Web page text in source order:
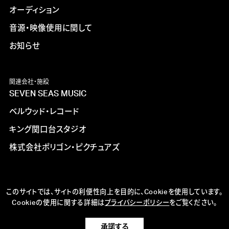
オーディション
音源・映像使用に関して
お知らせ
関連会社・施設
SEVEN SEAS MUSIC
ベルウッド・レコード
キング関口台スタジオ
株式会社ポリゴン・ピクチュアズ
このサイトでは、サイトの利便性向上を目的に、Cookieを使用しています。
Cookieの使用に関する詳細はプライバシーポリシーをご覧ください。
承諾する